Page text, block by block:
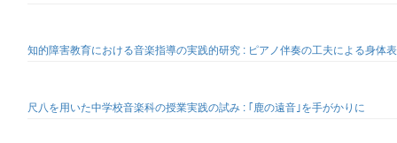
知的障害教育における音楽指導の実践的研究 : ピアノ伴奏の工夫による身体
尺八を用いた中学校音楽科の授業実践の試み : ｢鹿の遠音｣を手がかりに